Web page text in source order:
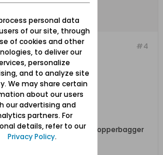
#4
Shing&quot;
ist - interessiert.
Hopperbagger : "Ein Hopperbagger
..."
personal data
of our site, through
of cookies and other
to deliver our
personalize
and to analyze site
We may share certain
about our users
our advertising and
partners. For
details, refer to our
Privacy Policy.